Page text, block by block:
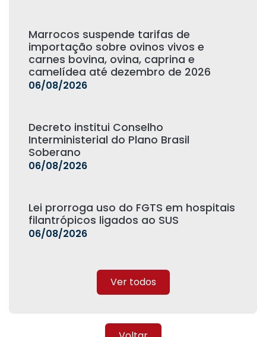
Marrocos suspende tarifas de
importação sobre ovinos vivos e
carnes bovina, ovina, caprina e
camelídea até dezembro de 2026
06/08/2026
Decreto institui Conselho
Interministerial do Plano Brasil
Soberano
06/08/2026
Lei prorroga uso do FGTS em hospitais
filantrópicos ligados ao SUS
06/08/2026
Ver todos